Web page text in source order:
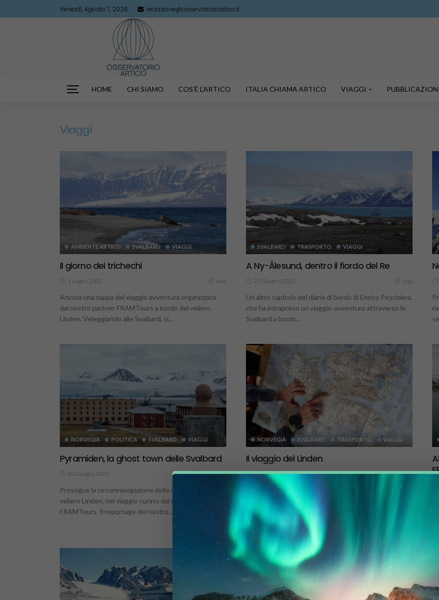
Venerdì, Agosto 7, 2026 redazione@osservatorioartico.it
HOME CHI SIAMO COS’È L’ARTICO ITALIA CHIAMA ARTICO VIAGGI PUBBLICAZIONI
Viaggi
AMBIENTE ARTICO SVALBARD VIAGGI
Il giorno dei trichechi
1 Luglio 2025 498
Ancora una tappa del viaggio avventura organizzato
dal nostro partner FRAMTours a bordo del veliero
Linden. Veleggiando alle Svalbard, si...
SVALBARD TRASPORTO VIAGGI
A Ny-Ålesund, dentro il fiordo del Re
27 Giugno 2025 542
Un altro capitolo del diario di bordo di Enrico Peschiera,
che ha intrapreso un viaggio-avventura attraverso le
Svalbard a bordo...
NORVEGIA POLITICA SVALBARD VIAGGI
Pyramiden, la ghost town delle Svalbard
20 Giugno 2025 768
Prosegue la circumnavigazione delle isole Svalbard sul
veliero Linden, nel viaggio curato dal nostro partner
FRAMTours. Il reportage del nostro...
NORVEGIA SVALBARD TRASPORTO VIAGGI
Il viaggio del Linden
19 Giugno 2025 535
Enrico Peschiera ci porta a bordo del veliero Linden per
l'incredibile avventura organizzata alle Isole Svalbard
dal nostro partner FRAMTours....